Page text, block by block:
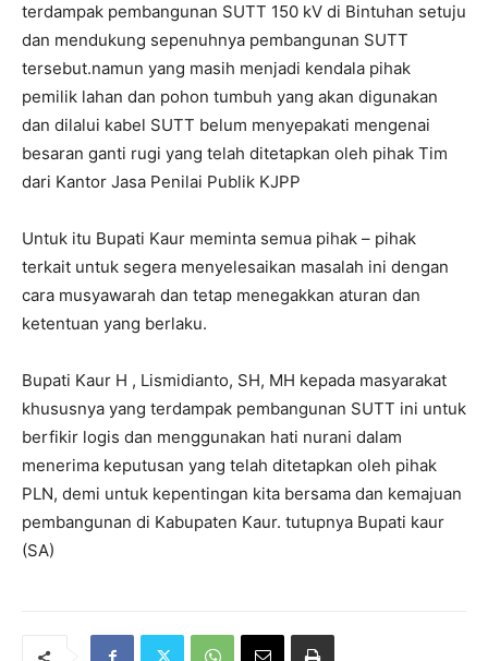
terdampak pembangunan SUTT 150 kV di Bintuhan setuju
dan mendukung sepenuhnya pembangunan SUTT
tersebut.namun yang masih menjadi kendala pihak
pemilik lahan dan pohon tumbuh yang akan digunakan
dan dilalui kabel SUTT belum menyepakati mengenai
besaran ganti rugi yang telah ditetapkan oleh pihak Tim
dari Kantor Jasa Penilai Publik KJPP
Untuk itu Bupati Kaur meminta semua pihak – pihak
terkait untuk segera menyelesaikan masalah ini dengan
cara musyawarah dan tetap menegakkan aturan dan
ketentuan yang berlaku.
Bupati Kaur H , Lismidianto, SH, MH kepada masyarakat
khususnya yang terdampak pembangunan SUTT ini untuk
berfikir logis dan menggunakan hati nurani dalam
menerima keputusan yang telah ditetapkan oleh pihak
PLN, demi untuk kepentingan kita bersama dan kemajuan
pembangunan di Kabupaten Kaur. tutupnya Bupati kaur
(SA)